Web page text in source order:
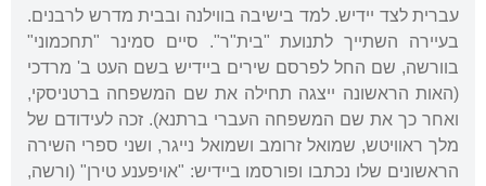
עברית לצד יידיש. למד בישיבה בווילנה ובבית מדרש לרבנים.
בעיירה השתייך לתנועת "בית"ר". סיים סמינר "תחכמוני"
בוורשה, שם החל לפרסם שירים ביידיש בשם העט ב' מרדכי
(האות הראשונה ייצגה תחילה את שם המשפחה ברטניסקי,
ואחר כך את שם המשפחה העברי ברתנא). זכה לעידודם של
מלך ראוויטש, שמואל זרומב ושמואל נייגר, ושני ספרי השירה
הראשונים שלו נכתבו ופורסמו ביידיש: "אויפענע טירן" (ורשה,